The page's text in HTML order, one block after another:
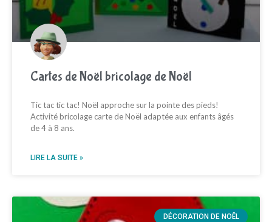
Cartes de Noël bricolage de Noël
Tic tac tic tac! Noël approche sur la pointe des pieds!
Activité bricolage carte de Noël adaptée aux enfants âgés
de 4 à 8 ans.
LIRE LA SUITE »
DÉCORATION DE NOËL